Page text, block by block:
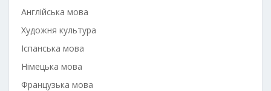
Англійська мова
Художня культура
Іспанська мова
Німецька мова
Французька мова